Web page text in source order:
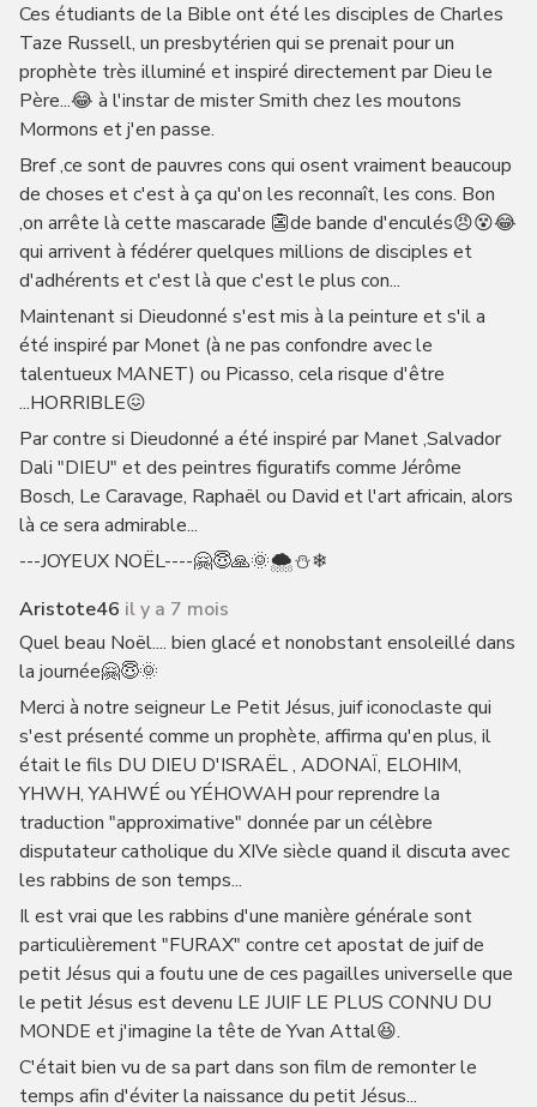
Ces étudiants de la Bible ont été les disciples de Charles
Taze Russell, un presbytérien qui se prenait pour un
prophète très illuminé et inspiré directement par Dieu le
Père...😂 à l'instar de mister Smith chez les moutons
Mormons et j'en passe.
Bref ,ce sont de pauvres cons qui osent vraiment beaucoup
de choses et c'est à ça qu'on les reconnaît, les cons. Bon
,on arrête là cette mascarade 👺de bande d'enculés😠😵😂
qui arrivent à fédérer quelques millions de disciples et
d'adhérents et c'est là que c'est le plus con...
Maintenant si Dieudonné s'est mis à la peinture et s'il a
été inspiré par Monet (à ne pas confondre avec le
talentueux MANET) ou Picasso, cela risque d'être
...HORRIBLE😖
Par contre si Dieudonné a été inspiré par Manet ,Salvador
Dali "DIEU" et des peintres figuratifs comme Jérôme
Bosch, Le Caravage, Raphaël ou David et l'art africain, alors
là ce sera admirable...
---JOYEUX NOËL----🤗😇🙏🌞🌨⛄❄
Aristote46 il y a 7 mois
Quel beau Noël.... bien glacé et nonobstant ensoleillé dans
la journée🤗😇🌞
Merci à notre seigneur Le Petit Jésus, juif iconoclaste qui
s'est présenté comme un prophète, affirma qu'en plus, il
était le fils DU DIEU D'ISRAËL , ADONAÏ, ELOHIM,
YHWH, YAHWÉ ou YÉHOWAH pour reprendre la
traduction "approximative" donnée par un célèbre
disputateur catholique du XIVe siècle quand il discuta avec
les rabbins de son temps...
Il est vrai que les rabbins d'une manière générale sont
particulièrement "FURAX" contre cet apostat de juif de
petit Jésus qui a foutu une de ces pagailles universelle que
le petit Jésus est devenu LE JUIF LE PLUS CONNU DU
MONDE et j'imagine la tête de Yvan Attal😆.
C'était bien vu de sa part dans son film de remonter le
temps afin d'éviter la naissance du petit Jésus...